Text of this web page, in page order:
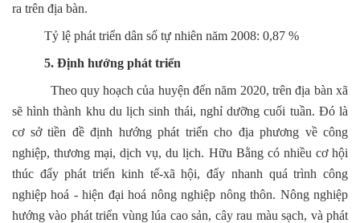
ra trên địa bàn.
Tỷ lệ phát triển dân số tự nhiên năm 2008: 0,87 %
5. Định hướng phát triển
Theo quy hoạch của huyện đến năm 2020, trên địa bàn xã
sẽ hình thành khu du lịch sinh thái, nghỉ dưỡng cuối tuần. Đó là
cơ sở tiền đề định hướng phát triển cho địa phương về công
nghiệp, thương mại, dịch vụ, du lịch. Hữu Bằng có nhiều cơ hội
thúc đẩy phát triển kinh tế-xã hội, đẩy nhanh quá trình công
nghiệp hoá - hiện đại hoá nông nghiệp nông thôn. Nông nghiệp
hướng vào phát triển vùng lúa cao sản, cây rau màu sạch, và phát